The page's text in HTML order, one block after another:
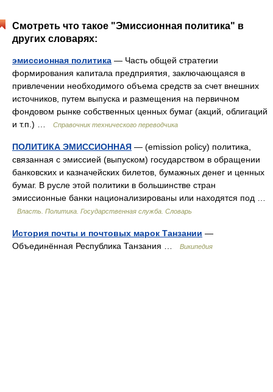
Смотреть что такое "Эмиссионная политика" в
других словарях:
эмиссионная политика — Часть общей стратегии
формирования капитала предприятия, заключающаяся в
привлечении необходимого объема средств за счет внешних
источников, путем выпуска и размещения на первичном
фондовом рынке собственных ценных бумаг (акций, облигаций
и т.п.) …
Справочник технического переводчика
ПОЛИТИКА ЭМИССИОННАЯ — (emission policy) политика,
связанная с эмиссией (выпуском) государством в обращении
банковских и казначейских билетов, бумажных денег и ценных
бумаг. В русле этой политики в большинстве стран
эмиссионные банки национализированы или находятся под …
Власть. Политика. Государственная служба. Словарь
История почты и почтовых марок Танзании —
Объединённая Республика Танзания …
Википедия